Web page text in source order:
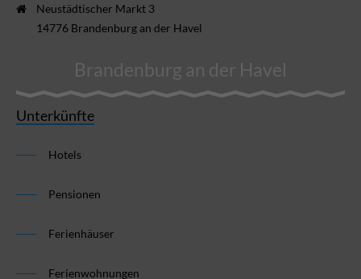
Neustädtischer Markt 3
14776 Brandenburg an der Havel
Brandenburg an der Havel
Unterkünfte
Hotels
Pensionen
Ferienhäuser
Ferienwohnungen